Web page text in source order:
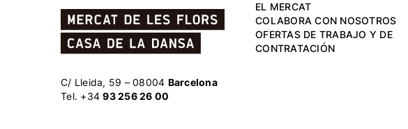
EL MERCAT
COLABORA CON NOSOTROS
OFERTAS DE TRABAJO Y DE
CONTRATACIÓN
C/ Lleida, 59 – 08004 Barcelona
Tel. +3493 256 26 00